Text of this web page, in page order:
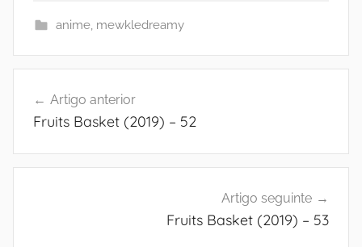
anime, mewkledreamy
de
Artigo anterior
Fruits Basket (2019) – 52
Artigo seguinte
Fruits Basket (2019) – 53